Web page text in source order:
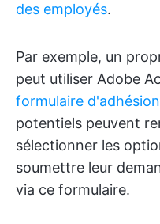
des employés.
Par exemple, un
peut utiliser Adobe
formulaire
potentiels peuvent
sélectionner les
soumettre leur
via ce formulaire.